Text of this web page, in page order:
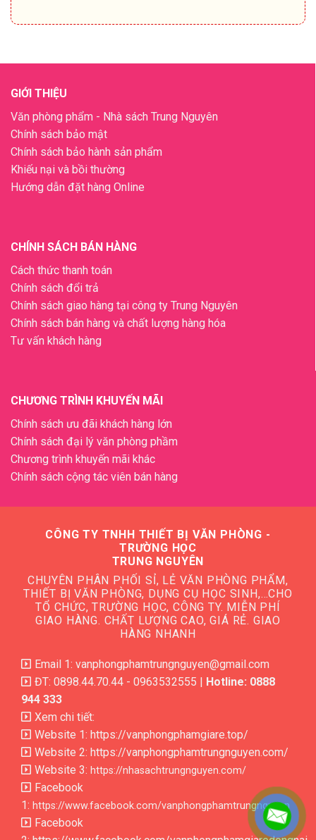
GIỚI THIỆU
Văn phòng phẩm - Nhà sách Trung Nguyên
Chính sách bảo mật
Chính sách bảo hành sản phẩm
Khiếu nại và bồi thường
Hướng dẫn đặt hàng Online
CHÍNH SÁCH BÁN HÀNG
Cách thức thanh toán
Chính sách đổi trả
Chính sách giao hàng tại công ty Trung Nguyên
Chính sách bán hàng và chất lượng hàng hóa
Tư vấn khách hàng
CHƯƠNG TRÌNH KHUYẾN MÃI
Chính sách ưu đãi khách hàng lớn
Chính sách đại lý văn phòng phầm
Chương trình khuyến mãi khác
Chính sách cộng tác viên bán hàng
CÔNG TY TNHH THIẾT BỊ VĂN PHÒNG -
TRƯỜNG HỌC
TRUNG NGUYÊN
CHUYÊN PHÂN PHỐI SỈ, LẺ VĂN PHÒNG PHẨM,
THIẾT BỊ VĂN PHÒNG, DỤNG CỤ HỌC SINH,…CHO
TỔ CHỨC, TRƯỜNG HỌC, CÔNG TY. MIỄN PHÍ
GIAO HÀNG. CHẤT LƯỢNG CAO, GIÁ RẺ. GIAO
HÀNG NHANH
Email 1: vanphongphamtrungnguyen@gmail.com
ĐT: 0898.44.70.44 - 0963532555 | Hotline: 0888
944 333
Xem chi tiết:
Website 1: https://vanphongphamgiare.top/
Website 2: https://vanphongphamtrungnguyen.com/
Website 3: https://nhasachtrungnguyen.com/
Facebook
1: https://www.facebook.com/vanphongphamtrungnguyen
Facebook